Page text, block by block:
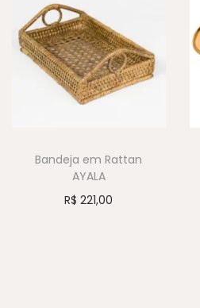
Bandeja em Rattan
AYALA
R$ 221,00